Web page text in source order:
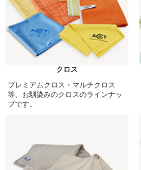
クロス
プレミアムクロス・マルチクロス
等、お馴染みのクロスのラインナッ
プです。